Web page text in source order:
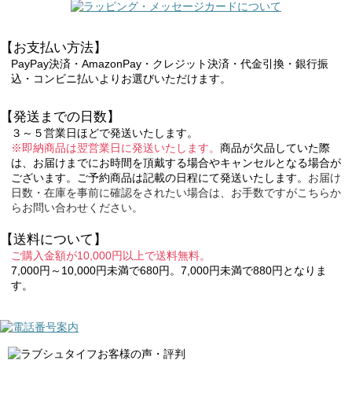
【お支払い方法】
PayPay決済・AmazonPay・クレジット決済・代金引換・銀行振
込・コンビニ払いよりお選びいただけます。
【発送までの日数】
３～５営業日ほどで発送いたします。
※即納商品は翌営業日に発送いたします。 商品が欠品していた際
は、お届けまでにお時間を頂戴する場合やキャンセルとなる場合が
ございます。ご予約商品は記載の日程にて発送いたします。 お届け
日数・在庫を事前に確認をされたい場合は、お手数ですがこちらか
らお問い合わせください。
【送料について】
ご購入金額が10,000円以上で送料無料。
7,000円～10,000円未満で680円。7,000円未満で880円となりま
す。